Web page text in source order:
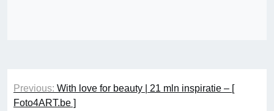
Berichtnavigatie
Previous: With love for beauty | 21 mln inspiratie – [
Foto4ART.be ]